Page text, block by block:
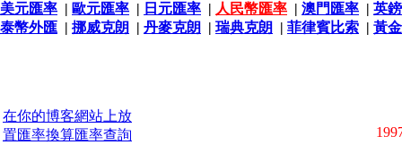
美元匯率 | 歐元匯率 | 日元匯率 | 人民幣匯率 | 澳門匯率 | 英
泰幣外匯 | 挪威克朗 | 丹麥克朗 | 瑞典克朗 | 菲律賓比索 | 黃
在你的博客網站上放
置匯率換算匯率查詢